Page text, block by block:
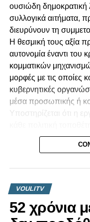
ουσιώδη δημοκρατική
συλλογικά αιτήματα,
διευρύνουν τη
Η θεσμική τους αξία
αυτονομία έναντι του
κομματικών
μορφές με τις οποίες
κυβερνητικές
μέσα προσωπικής ή
Υποστηρίζεται ότι η
προκύπτει όταν
διοργάνωσης,
συμφερόντων, στη
στις συνέπειες των
εμπιστοσύνη, την
πολιτικού
VOULITV
52 χρόνια